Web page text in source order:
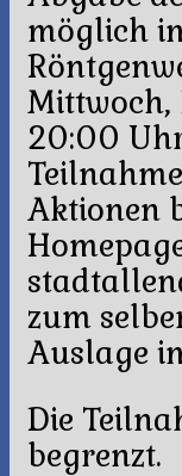
möglich
Mittwoch,
20:00
Aktionen
zum
Auslage
Die
begrenzt.